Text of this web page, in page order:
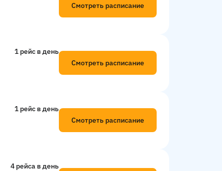
Смотреть расписание
1 рейс в день
Смотреть расписание
1 рейс в день
Смотреть расписание
4 рейсa в день